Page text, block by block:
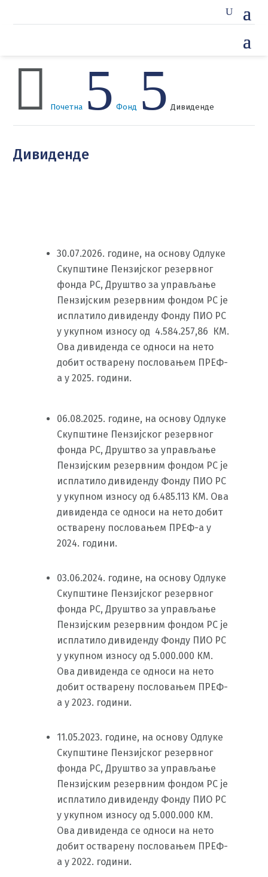
 Почетна 5 Фонд 5 Дивиденде
Дивиденде
30.07.2026. године, на основу Одлуке
Скупштине Пензијског резервног
фонда РС, Друштво за управљање
Пензијским резервним фондом РС је
исплатило дивиденду Фонду ПИО РС
у укупном износу од 4.584.257,86 КМ.
Ова дивиденда се односи на нето
добит остварену пословањем ПРЕФ-
а у 2025. години.
06.08.2025. године, на основу Одлуке
Скупштине Пензијског резервног
фонда РС, Друштво за управљање
Пензијским резервним фондом РС је
исплатило дивиденду Фонду ПИО РС
у укупном износу од 6.485.113 КМ. Ова
дивиденда се односи на нето добит
остварену пословањем ПРЕФ-а у
2024. години.
03.06.2024. године, на основу Одлуке
Скупштине Пензијског резервног
фонда РС, Друштво за управљање
Пензијским резервним фондом РС је
исплатило дивиденду Фонду ПИО РС
у укупном износу од 5.000.000 КМ.
Ова дивиденда се односи на нето
добит остварену пословањем ПРЕФ-
а у 2023. години.
11.05.2023. године, на основу Одлуке
Скупштине Пензијског резервног
фонда РС, Друштво за управљање
Пензијским резервним фондом РС је
исплатило дивиденду Фонду ПИО РС
у укупном износу од 5.000.000 КМ.
Ова дивиденда се односи на нето
добит остварену пословањем ПРЕФ-
а у 2022. години.